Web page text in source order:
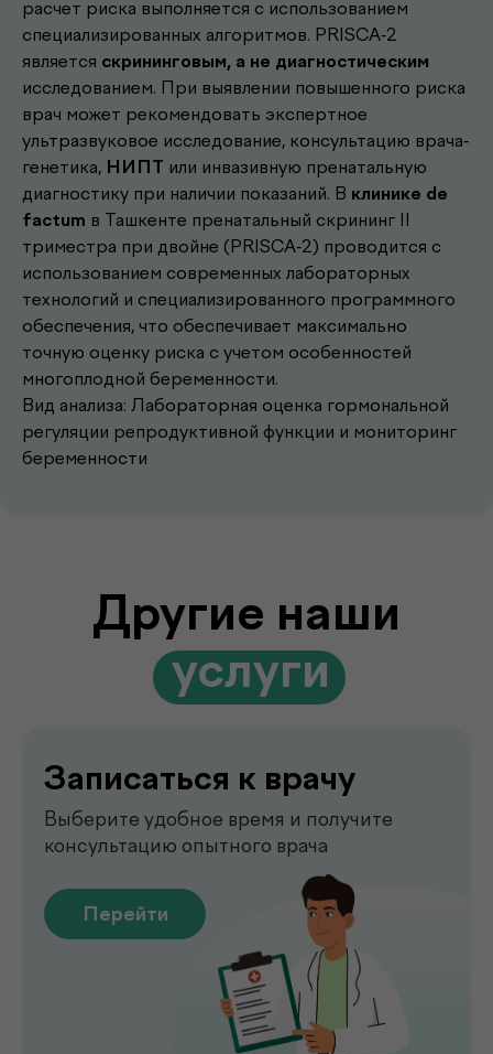
расчет риска выполняется с использованием
специализированных алгоритмов. PRISCA-2
является скрининговым, а не диагностическим
исследованием. При выявлении повышенного риска
врач может рекомендовать экспертное
ультразвуковое исследование, консультацию врача-
генетика, НИПТ или инвазивную пренатальную
диагностику при наличии показаний. В клинике de
factum в Ташкенте пренатальный скрининг II
триместра при двойне (PRISCA-2) проводится с
использованием современных лабораторных
технологий и специализированного программного
обеспечения, что обеспечивает максимально
точную оценку риска с учетом особенностей
многоплодной беременности.
Вид анализа: Лабораторная оценка гормональной
регуляции репродуктивной функции и мониторинг
беременности
Другие наши
.услуги
Записаться к врачу
Выберите удобное время и получите
консультацию опытного врача
Сдать анализы
Точные лабораторные анализы с быстрым
Выезд лаборатории
Перейти